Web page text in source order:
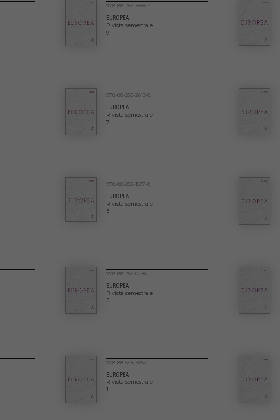
978-88-255-3588-4
EUROPEA
Rivista semestrale
9
978-88-255-2813-8
EUROPEA
Rivista semestrale
7
978-88-255-1597-8
EUROPEA
Rivista semestrale
5
978-88-255-0296-1
EUROPEA
Rivista semestrale
3
978-88-548-9252-1
EUROPEA
Rivista semestrale
1